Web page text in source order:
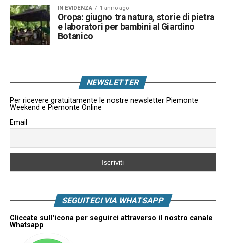
IN EVIDENZA 1 anno ago
Oropa: giugno tra natura, storie di pietra
e laboratori per bambini al Giardino
Botanico
NEWSLETTER
Per ricevere gratuitamente le nostre newsletter Piemonte
Weekend e Piemonte Online
Email
SEGUITECI VIA WHATSAPP
Cliccate sull'icona per seguirci attraverso il nostro canale
Whatsapp